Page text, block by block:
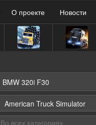
О проекте Новости